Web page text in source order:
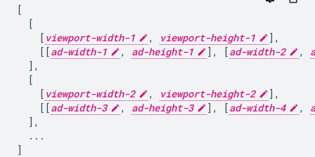
[
[
[ viewport-width-1 , viewport-height-1
],
[[ad-width-1 , ad-height-1 ], [ad-width-2 ,
],
[
[ viewport-width-2 , viewport-height-2
],
[[ad-width-3 , ad-height-3 ], [ad-width-4 ,
],
...
]